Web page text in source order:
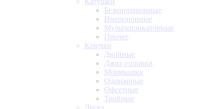
Безинерционные
Инерционные
Мультипликаторные
Прочее
Крючки
Двойные
Джиг-головки
Мормышки
Одинарные
Офсетные
Тройные
Леска